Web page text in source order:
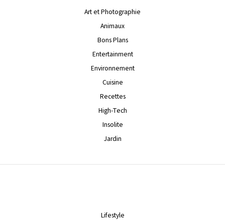
Art et Photographie
Animaux
Bons Plans
Entertainment
Environnement
Cuisine
Recettes
High-Tech
Insolite
Jardin
Lifestyle